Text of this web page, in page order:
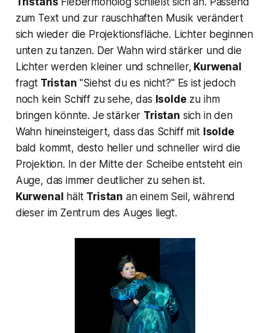
zum Text und zur rauschhaften Musik verändert
sich wieder die Projektionsfläche. Lichter beginnen
unten zu tanzen. Der Wahn wird stärker und die
Lichter werden kleiner und schneller, Kurwenal
fragtTristan "Siehst du es nicht?"Es ist jedoch
noch kein Schiff zu sehe, das Isolde zu ihm
bringen könnte. Je stärker Tristan sich in den
Wahn hineinsteigert, dass das Schiff mit Isolde
bald kommt, desto heller und schneller wird die
Projektion. In der Mitte der Scheibe entsteht ein
Auge, das immer deutlicher zu sehen ist.
Kurwenal hält Tristan an einem Seil, während
dieser im Zentrum des Auges liegt.